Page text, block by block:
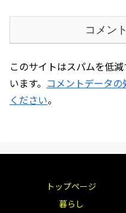
コメン
このサイトはスパムを低
います。 コメントデータ
ください。
トップページ
暮らし